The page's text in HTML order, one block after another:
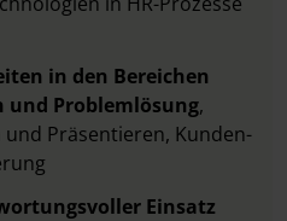
in den Bereichen
und Problemlösung,
Präsentieren, Kunden-
Einsatz